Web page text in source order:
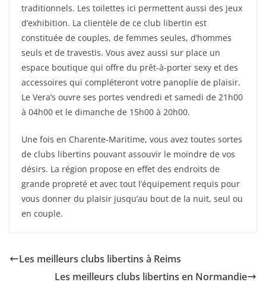
traditionnels. Les toilettes ici permettent aussi des jeux
d’exhibition. La clientèle de ce club libertin est
constituée de couples, de femmes seules, d’hommes
seuls et de travestis. Vous avez aussi sur place un
espace boutique qui offre du prêt-à-porter sexy et des
accessoires qui compléteront votre panoplie de plaisir.
Le Vera’s ouvre ses portes vendredi et samedi de 21h00
à 04h00 et le dimanche de 15h00 à 20h00.
Une fois en Charente-Maritime, vous avez toutes sortes
de clubs libertins pouvant assouvir le moindre de vos
désirs. La région propose en effet des endroits de
grande propreté et avec tout l’équipement requis pour
vous donner du plaisir jusqu’au bout de la nuit, seul ou
en couple.
Les meilleurs clubs libertins à Reims
Les meilleurs clubs libertins en Normandie